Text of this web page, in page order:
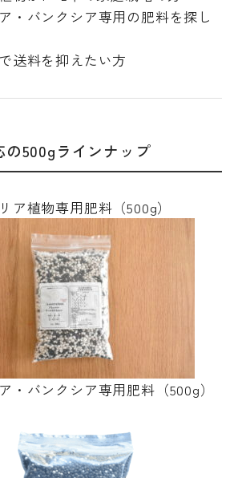
・バンクシア専用の肥料を探し
送料を抑えたい方
の500gラインナップ
ア植物専用肥料（500g）
・バンクシア専用肥料（500g）